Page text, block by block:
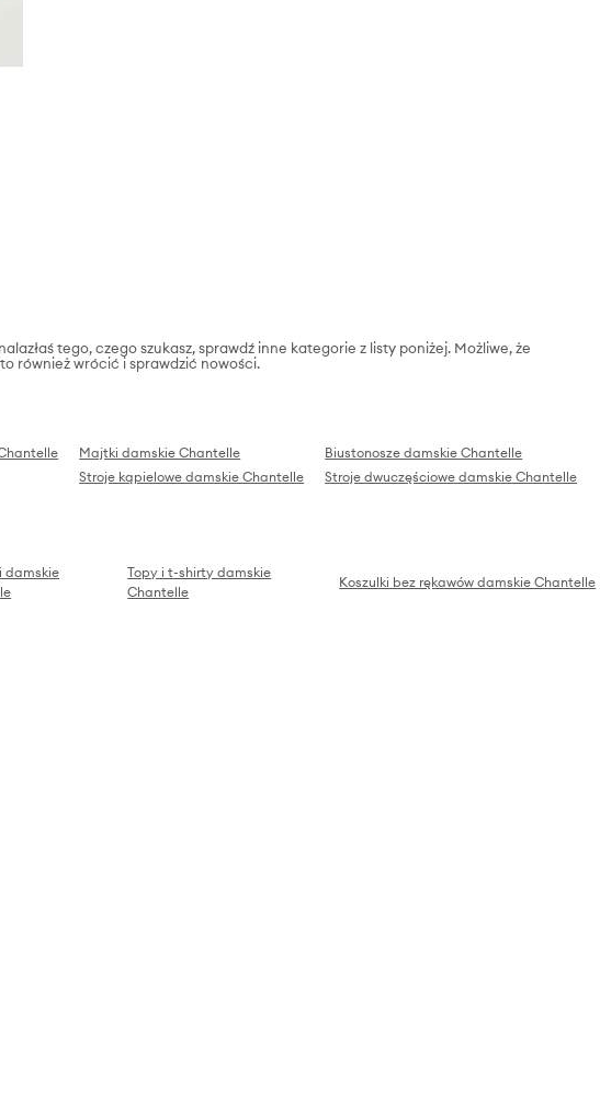
tego, czego szukasz, sprawdź inne kategorie z listy poniżej. Możliwe, że
również wrócić i sprawdzić nowości.
Majtki damskie Chantelle
Biustonosze damskie Chantelle
Stroje kąpielowe damskie Chantelle Stroje dwuczęściowe damskie Chantelle
damskie
Topy i t-shirty damskie
Chantelle
Koszulki bez rękawów damskie Chantelle